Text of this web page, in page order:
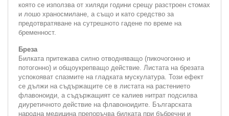
която се използва от хиляди години срещу разстроен стомах
и лошо храносмилане, а също и като средство за
предотвратяване на сутрешното гадене по време на
бременност.
Бреза
Билката притежава силно отводняващо (пикочогонно и
потогонно) и общоукрепващо действие. Листата на брезата
успокояват спазмите на гладката мускулатура. Този ефект
се дължи на съдържащите се в листата на растението
флавоноиди, а съдържащият се калиев нитрат подсилва
диуретичното действие на флавоноидите. Българската
народна медицина препоръчва билката при бъбречни и